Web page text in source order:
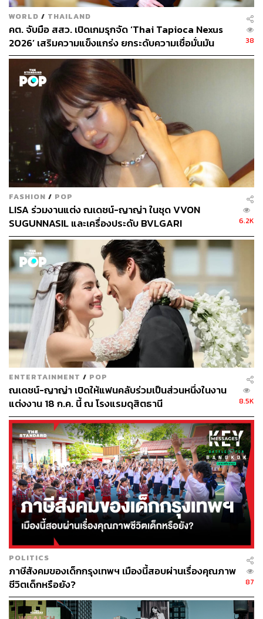
พิสูจน์อักษร: ภาสิณี เพิ่มพันธุ์พงศ์
ห้ามพลาด! ฟอรัมที่เจาะลึก New Normal ที่ใหญ่ที่สุดในเมือง
ไทยจากวิทยากรระดับประเทศ 40 คน ซื้อบัตรงาน THE
STANDARD ECONOMIC FORUM ที่
p.me/e/8705-economic-forum
TAGS: คุณภาพชีวิต
โรงแรมดุสิตธานี
Dusit Care - Stay With Confidence
การบริการ
ABOUT THE AUTHOR
THE STANDARD TEAM
กองบรรณาธิการ THE STANDARD
WORLD / THAILAND
คต. จับมือ สสว. เปิดเกมรุกจัด ‘Thai Tapioca Nexus
2026’ เสริมความแข็งแกร่ง ยกระดับความเชื่อมั่นมัน
สำปะหลังไทยในตลาดโลก
38
FASHION / POP
LISA ร่วมงานแต่ง ณเดชน์-ญาญ่า ในชุด VVON
SUGUNNASIL และเครื่องประดับ BVLGARI
6.2K
ENTERTAINMENT / POP
ณเดชน์-ญาญ่า เปิดให้แฟนคลับร่วมเป็นส่วนหนึ่งในงาน
แต่งงาน 18 ก.ค. นี้ ณ โรงแรมดุสิตธานี
8.5K
POLITICS
ภาษีสังคมของเด็กกรุงเทพฯ เมืองนี้สอบผ่านเรื่องคุณภาพ
ชีวิตเด็กหรือยัง?
87